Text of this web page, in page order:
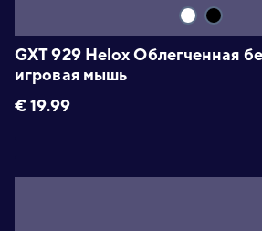
GXT 929 Helox Облегченная
игровая мышь
€19.99